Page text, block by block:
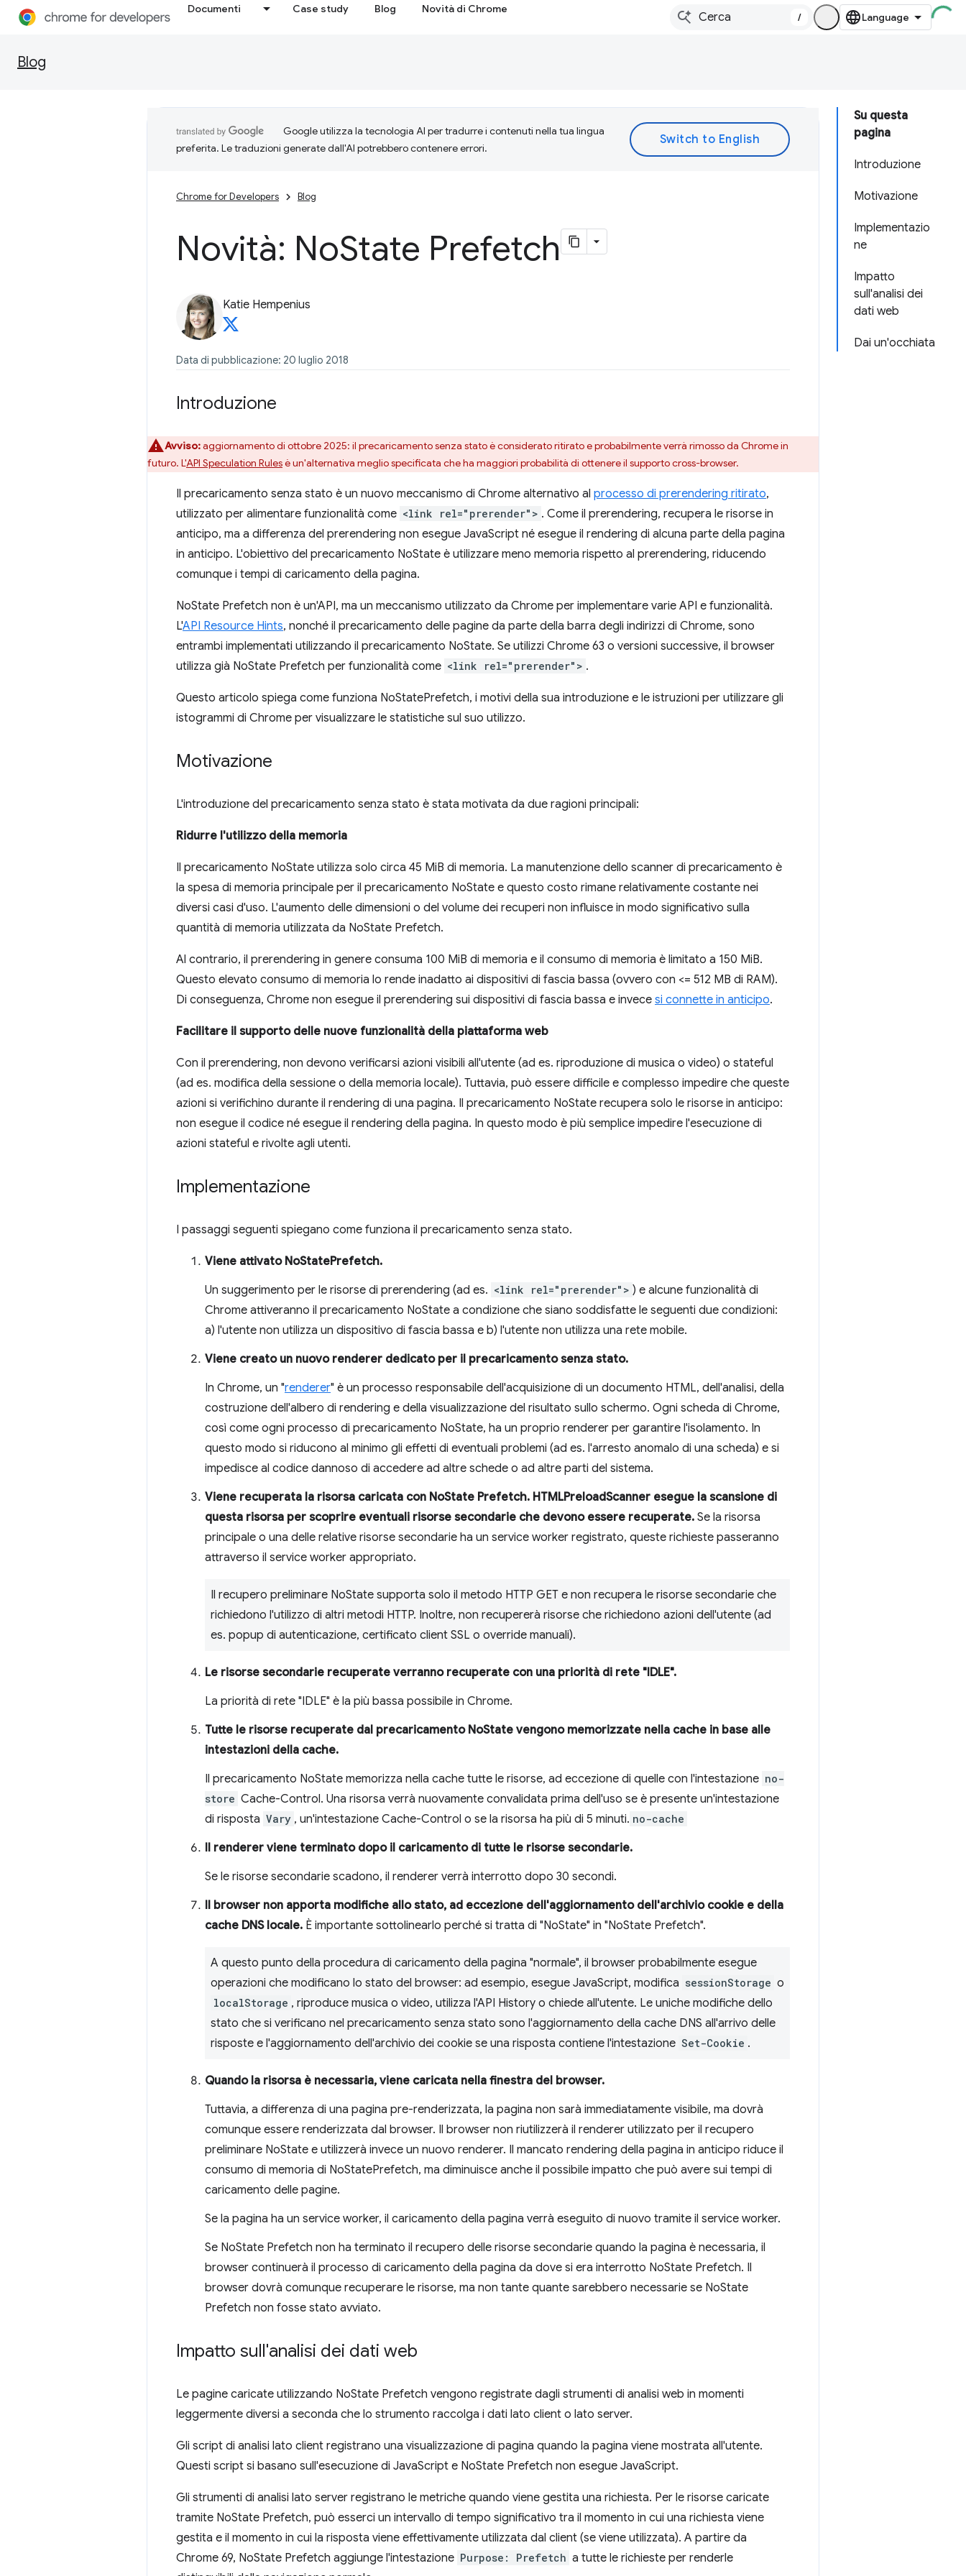
Documenti Case study Blog Novità di Chrome
/
Blog
Su questa
pagina
Introduzione
Motivazione
Implementazio
ne
Impatto
sull'analisi dei
dati web
Dai un'occhiata
Google utilizza la tecnologia AI per tradurre i contenuti nella tua lingua
preferita. Le traduzioni generate dall'AI potrebbero contenere errori.
Chrome for Developers Blog
Novità: NoState Prefetch
Katie Hempenius
Data di pubblicazione: 20 luglio 2018
Introduzione
Avviso:aggiornamento di ottobre 2025: il precaricamento senza stato è considerato ritirato e probabilmente verrà rimosso da Chrome in
futuro. L'API Speculation Rulesè un'alternativa meglio specificata che ha maggiori probabilità di ottenere il supporto cross-browser.
Il precaricamento senza stato è un nuovo meccanismo di Chrome alternativo al processo di prerendering ritirato,
utilizzato per alimentare funzionalità come <link rel="prerender"> . Come il prerendering, recupera le risorse in
anticipo, ma a differenza del prerendering non esegue JavaScript né esegue il rendering di alcuna parte della pagina
in anticipo. L'obiettivo del precaricamento NoState è utilizzare meno memoria rispetto al prerendering, riducendo
comunque i tempi di caricamento della pagina.
NoState Prefetch non è un'API, ma un meccanismo utilizzato da Chrome per implementare varie API e funzionalità.
L'API Resource Hints, nonché il precaricamento delle pagine da parte della barra degli indirizzi di Chrome, sono
entrambi implementati utilizzando il precaricamento NoState. Se utilizzi Chrome 63 o versioni successive, il browser
utilizza già NoState Prefetch per funzionalità come <link rel="prerender"> .
Questo articolo spiega come funziona NoStatePrefetch, i motivi della sua introduzione e le istruzioni per utilizzare gli
istogrammi di Chrome per visualizzare le statistiche sul suo utilizzo.
Motivazione
L'introduzione del precaricamento senza stato è stata motivata da due ragioni principali:
Ridurre l'utilizzo della memoria
Il precaricamento NoState utilizza solo circa 45 MiB di memoria. La manutenzione dello scanner di precaricamento è
la spesa di memoria principale per il precaricamento NoState e questo costo rimane relativamente costante nei
diversi casi d'uso. L'aumento delle dimensioni o del volume dei recuperi non influisce in modo significativo sulla
quantità di memoria utilizzata da NoState Prefetch.
Al contrario, il prerendering in genere consuma 100 MiB di memoria e il consumo di memoria è limitato a 150 MiB.
Questo elevato consumo di memoria lo rende inadatto ai dispositivi di fascia bassa (ovvero con <= 512 MB di RAM).
Di conseguenza, Chrome non esegue il prerendering sui dispositivi di fascia bassa e invece si connette in anticipo.
Facilitare il supporto delle nuove funzionalità della piattaforma web
Con il prerendering, non devono verificarsi azioni visibili all'utente (ad es. riproduzione di musica o video) o stateful
(ad es. modifica della sessione o della memoria locale). Tuttavia, può essere difficile e complesso impedire che queste
azioni si verifichino durante il rendering di una pagina. Il precaricamento NoState recupera solo le risorse in anticipo:
non esegue il codice né esegue il rendering della pagina. In questo modo è più semplice impedire l'esecuzione di
azioni stateful e rivolte agli utenti.
Implementazione
I passaggi seguenti spiegano come funziona il precaricamento senza stato.
Viene attivato NoStatePrefetch.
Un suggerimento per le risorse di prerendering (ad es. <link rel="prerender"> ) e alcune funzionalità di
Chrome attiveranno il precaricamento NoState a condizione che siano soddisfatte le seguenti due condizioni:
a) l'utente non utilizza un dispositivo di fascia bassa e b) l'utente non utilizza una rete mobile.
Viene creato un nuovo renderer dedicato per il precaricamento senza stato.
In Chrome, un "renderer" è un processo responsabile dell'acquisizione di un documento HTML, dell'analisi, della
costruzione dell'albero di rendering e della visualizzazione del risultato sullo schermo. Ogni scheda di Chrome,
così come ogni processo di precaricamento NoState, ha un proprio renderer per garantire l'isolamento. In
questo modo si riducono al minimo gli effetti di eventuali problemi (ad es. l'arresto anomalo di una scheda) e si
impedisce al codice dannoso di accedere ad altre schede o ad altre parti del sistema.
Viene recuperata la risorsa caricata con NoState Prefetch. HTMLPreloadScanner esegue la scansione di
questa risorsa per scoprire eventuali risorse secondarie che devono essere recuperate. Se la risorsa
principale o una delle relative risorse secondarie ha un service worker registrato, queste richieste passeranno
attraverso il service worker appropriato.
Il recupero preliminare NoState supporta solo il metodo HTTP GET e non recupera le risorse secondarie che
richiedono l'utilizzo di altri metodi HTTP. Inoltre, non recupererà risorse che richiedono azioni dell'utente (ad
es. popup di autenticazione, certificato client SSL o override manuali).
Le risorse secondarie recuperate verranno recuperate con una priorità di rete "IDLE".
La priorità di rete "IDLE" è la più bassa possibile in Chrome.
Tutte le risorse recuperate dal precaricamento NoState vengono memorizzate nella cache in base alle
intestazioni della cache.
Il precaricamento NoState memorizza nella cache tutte le risorse, ad eccezione di quelle con l'intestazione no-
store Cache-Control. Una risorsa verrà nuovamente convalidata prima dell'uso se è presente un'intestazione
di risposta Vary , un'intestazione Cache-Control o se la risorsa ha più di 5 minuti. no-cache
Il renderer viene terminato dopo il caricamento di tutte le risorse secondarie.
Se le risorse secondarie scadono, il renderer verrà interrotto dopo 30 secondi.
Il browser non apporta modifiche allo stato, ad eccezione dell'aggiornamento dell'archivio cookie e della
cache DNS locale. È importante sottolinearlo perché si tratta di "NoState" in "NoState Prefetch".
A questo punto della procedura di caricamento della pagina "normale", il browser probabilmente esegue
operazioni che modificano lo stato del browser: ad esempio, esegue JavaScript, modifica sessionStorage o
localStorage , riproduce musica o video, utilizza l'API History o chiede all'utente. Le uniche modifiche dello
stato che si verificano nel precaricamento senza stato sono l'aggiornamento della cache DNS all'arrivo delle
risposte e l'aggiornamento dell'archivio dei cookie se una risposta contiene l'intestazione Set-Cookie .
Quando la risorsa è necessaria, viene caricata nella finestra del browser.
Tuttavia, a differenza di una pagina pre-renderizzata, la pagina non sarà immediatamente visibile, ma dovrà
comunque essere renderizzata dal browser. Il browser non riutilizzerà il renderer utilizzato per il recupero
preliminare NoState e utilizzerà invece un nuovo renderer. Il mancato rendering della pagina in anticipo riduce il
consumo di memoria di NoStatePrefetch, ma diminuisce anche il possibile impatto che può avere sui tempi di
caricamento delle pagine.
Se la pagina ha un service worker, il caricamento della pagina verrà eseguito di nuovo tramite il service worker.
Se NoState Prefetch non ha terminato il recupero delle risorse secondarie quando la pagina è necessaria, il
browser continuerà il processo di caricamento della pagina da dove si era interrotto NoState Prefetch. Il
browser dovrà comunque recuperare le risorse, ma non tante quante sarebbero necessarie se NoState
Prefetch non fosse stato avviato.
Impatto sull'analisi dei dati web
Le pagine caricate utilizzando NoState Prefetch vengono registrate dagli strumenti di analisi web in momenti
leggermente diversi a seconda che lo strumento raccolga i dati lato client o lato server.
Gli script di analisi lato client registrano una visualizzazione di pagina quando la pagina viene mostrata all'utente.
Questi script si basano sull'esecuzione di JavaScript e NoState Prefetch non esegue JavaScript.
Gli strumenti di analisi lato server registrano le metriche quando viene gestita una richiesta. Per le risorse caricate
tramite NoState Prefetch, può esserci un intervallo di tempo significativo tra il momento in cui una richiesta viene
gestita e il momento in cui la risposta viene effettivamente utilizzata dal client (se viene utilizzata). A partire da
Chrome 69, NoState Prefetch aggiunge l'intestazione Purpose: Prefetch a tutte le richieste per renderle